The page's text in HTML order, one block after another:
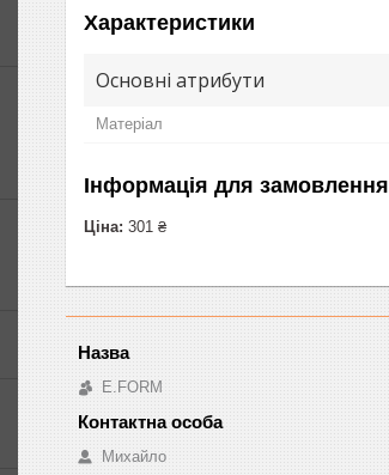
Характеристики
Основні атрибути
Матеріал
Інформація для замовлення
Ціна: 301 ₴
E.FORM
Михайло